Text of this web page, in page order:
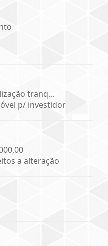
tranq...
p/ investidor
a alteração